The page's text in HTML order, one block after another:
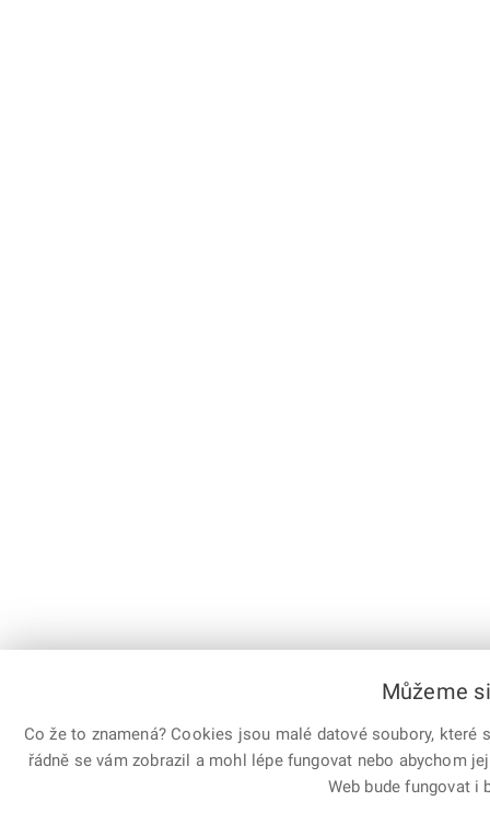
Můžeme
Co že to znamená? Cookies jsou malé datové soubory,
řádně se vám zobrazil a mohl lépe fungovat nebo abychom
Web bude fungovat i